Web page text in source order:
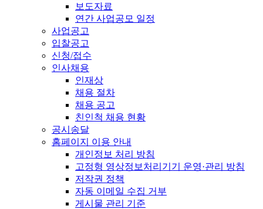
보도자료
연간 사업공모 일정
사업공고
입찰공고
신청/접수
인사채용
인재상
채용 절차
채용 공고
친인척 채용 현황
공시송달
홈페이지 이용 안내
개인정보 처리 방침
고정형 영상정보처리기기 운영·관리 방침
저작권 정책
자동 이메일 수집 거부
게시물 관리 기준